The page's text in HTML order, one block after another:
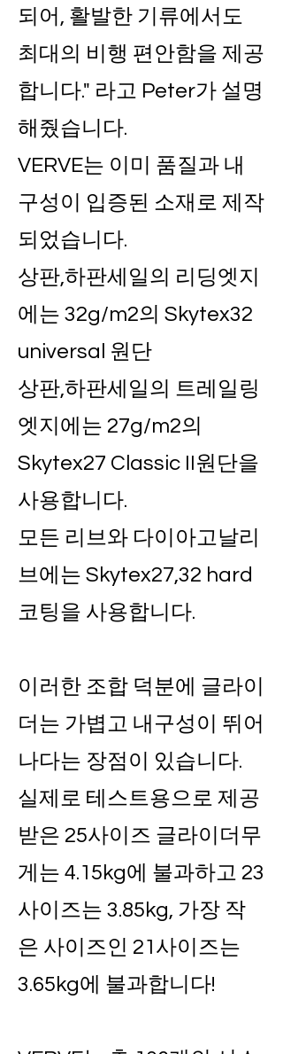
되어, 활발한 기류에서도
최대의 비행 편안함을 제공
합니다." 라고 Peter가 설명
해줬습니다.
VERVE는 이미 품질과 내
구성이 입증된 소재로 제작
되었습니다.
상판,하판세일의 리딩엣지
에는 32g/m2의 Skytex32
universal 원단
상판,하판세일의 트레일링
엣지에는 27g/m2의
Skytex27 Classic II원단을
사용합니다.
모든 리브와 다이아고날리
브에는 Skytex27,32 hard
코팅을 사용합니다.
이러한 조합 덕분에 글라이
더는 가볍고 내구성이 뛰어
나다는 장점이 있습니다.
실제로 테스트용으로 제공
받은 25사이즈 글라이더무
게는 4.15kg에 불과하고 23
사이즈는 3.85kg, 가장 작
은 사이즈인 21사이즈는
3.65kg에 불과합니다!